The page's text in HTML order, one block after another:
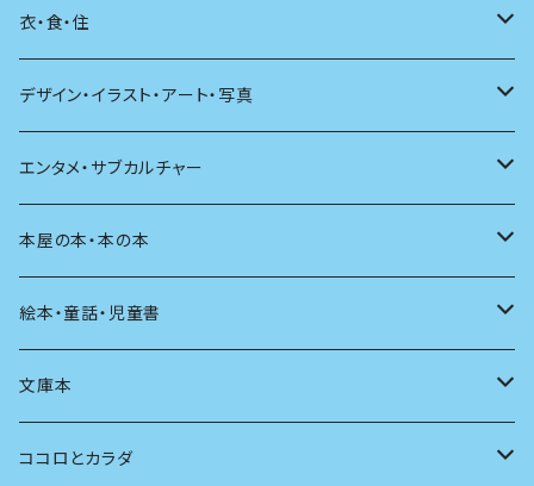
日本語
文学理論
評論
文章術
日記
ノンフィクション
その他
評論
言葉
言語
批評
詩
短歌
その他
衣・食・住
着る
食べる
料理
発酵・麹
住う
その他
デザイン・イラスト・アート・写真
デザイン
イラスト
アート
写真
その他
エンタメ・サブカルチャー
映画
音楽
マンガ
テレビ
本屋の本・本の本
本屋さんの本
本の本
読書
絵本・童話・児童書
小さいお子さん向け
自分で読めるようになったら
文庫本
男性作家
ココロとカラダ